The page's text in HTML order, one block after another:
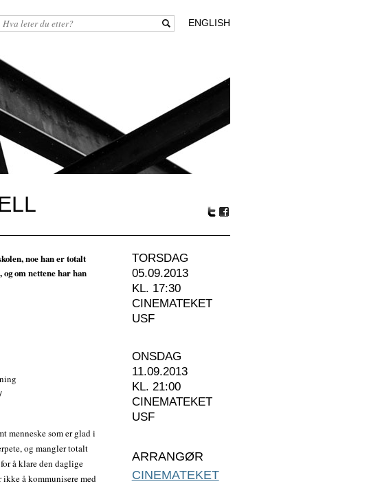
ENGLISH
noe han er totalt
om nettene har han
menneske som er glad i
og mangler totalt
å klare den daglige
å kommunisere med
TORSDAG
05.09.2013
KL. 17:30
CINEMATEKET
USF
ONSDAG
11.09.2013
KL. 21:00
CINEMATEKET
USF
ARRANGØR
CINEMATEKET